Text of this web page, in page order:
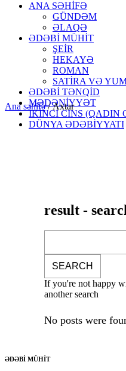
ANA SƏHİFƏ
GÜNDƏM
ƏLAQƏ
ƏDƏBİ MÜHİT
ŞEİR
HEKAYƏ
ROMAN
SATİRA VƏ
ƏDƏBİ TƏNQİD
MƏDƏNİYYƏT
İKİNCİ CİNS (QADIN
DÜNYA ƏDƏBİYYATI
Ana səhifə/Axtar
result -
If you're not happy
another search
No posts were
ƏDƏBİ MÜHİT